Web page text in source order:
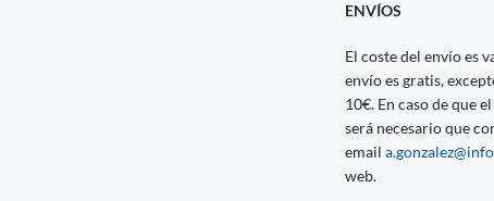
ENVÍOS
El coste del envío es
envío es gratis,
10€. En caso de que
será necesario que
email
web.